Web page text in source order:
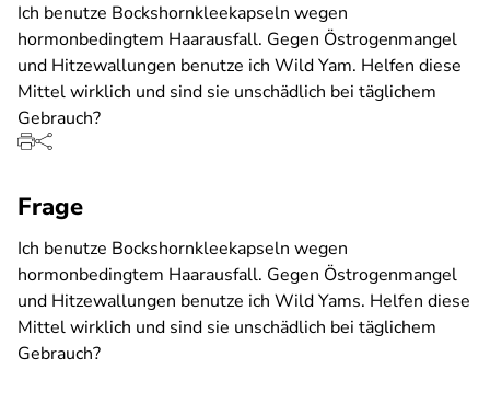
Ich benutze Bockshornkleekapseln wegen
hormonbedingtem Haarausfall. Gegen Östrogenmangel
und Hitzewallungen benutze ich Wild Yam. Helfen diese
Mittel wirklich und sind sie unschädlich bei täglichem
Gebrauch?
Frage
Ich benutze Bockshornkleekapseln wegen
hormonbedingtem Haarausfall. Gegen Östrogenmangel
und Hitzewallungen benutze ich Wild Yams. Helfen diese
Mittel wirklich und sind sie unschädlich bei täglichem
Gebrauch?